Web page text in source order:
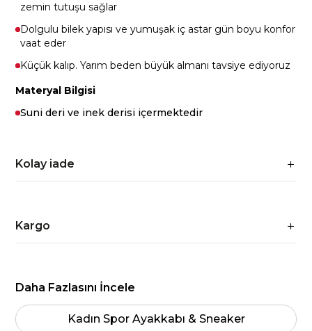
zemin tutuşu sağlar
Dolgulu bilek yapısı ve yumuşak iç astar gün boyu konfor
vaat eder
Küçük kalıp. Yarım beden büyük almanı tavsiye ediyoruz
Materyal Bilgisi
Suni deri ve inek derisi içermektedir
Kolay iade
Kargo
Daha Fazlasını İncele
Kadın Spor Ayakkabı & Sneaker